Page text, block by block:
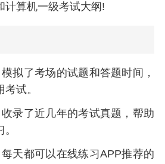
计算机一级考试大纲!
拟了考场的试题和答题时间，
试。
录了近几年的考试真题，帮助
天都可以在线练习APP推荐的